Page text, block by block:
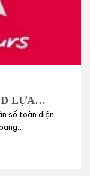
LỰA
số toàn diện